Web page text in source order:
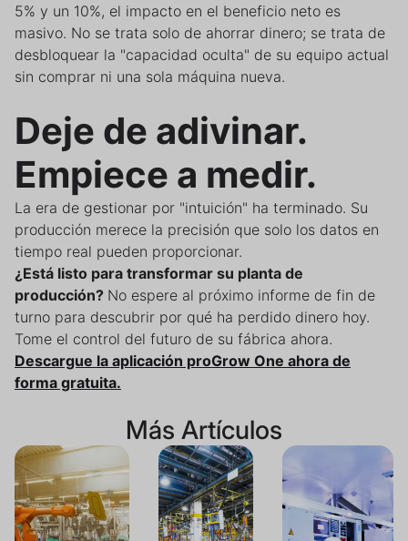
5% y un 10%, el impacto en el beneficio neto es
masivo. No se trata solo de ahorrar dinero; se trata de
desbloquear la "capacidad oculta" de su equipo actual
sin comprar ni una sola máquina nueva.
Deje de adivinar.
Empiece a medir.
La era de gestionar por "intuición" ha terminado. Su
producción merece la precisión que solo los datos en
tiempo real pueden proporcionar.
¿Está listo para transformar su planta de
producción? No espere al próximo informe de fin de
turno para descubrir por qué ha perdido dinero hoy.
Tome el control del futuro de su fábrica ahora.
Descargue la aplicación proGrow One ahora de
forma gratuita.
Más Artículos